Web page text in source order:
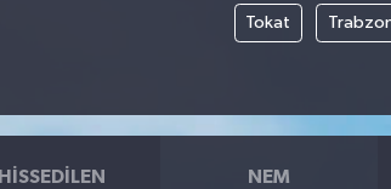
Tokat
HISSEDILEN NEM